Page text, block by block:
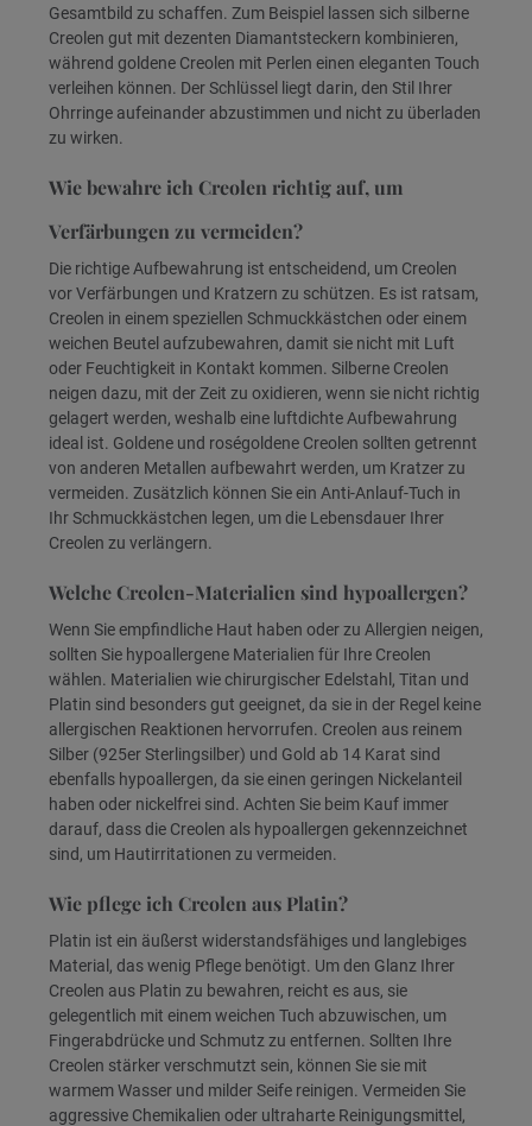
Gesamtbild zu schaffen. Zum Beispiel lassen sich silberne
Creolen gut mit dezenten Diamantsteckern kombinieren,
während goldene Creolen mit Perlen einen eleganten Touch
verleihen können. Der Schlüssel liegt darin, den Stil Ihrer
Ohrringe aufeinander abzustimmen und nicht zu überladen
zu wirken.
Wie bewahre ich Creolen richtig auf, um
Verfärbungen zu vermeiden?
Die richtige Aufbewahrung ist entscheidend, um Creolen
vor Verfärbungen und Kratzern zu schützen. Es ist ratsam,
Creolen in einem speziellen Schmuckkästchen oder einem
weichen Beutel aufzubewahren, damit sie nicht mit Luft
oder Feuchtigkeit in Kontakt kommen. Silberne Creolen
neigen dazu, mit der Zeit zu oxidieren, wenn sie nicht richtig
gelagert werden, weshalb eine luftdichte Aufbewahrung
ideal ist. Goldene und roségoldene Creolen sollten getrennt
von anderen Metallen aufbewahrt werden, um Kratzer zu
vermeiden. Zusätzlich können Sie ein Anti-Anlauf-Tuch in
Ihr Schmuckkästchen legen, um die Lebensdauer Ihrer
Creolen zu verlängern.
Welche Creolen-Materialien sind hypoallergen?
Wenn Sie empfindliche Haut haben oder zu Allergien neigen,
sollten Sie hypoallergene Materialien für Ihre Creolen
wählen. Materialien wie chirurgischer Edelstahl, Titan und
Platin sind besonders gut geeignet, da sie in der Regel keine
allergischen Reaktionen hervorrufen. Creolen aus reinem
Silber (925er Sterlingsilber) und Gold ab 14 Karat sind
ebenfalls hypoallergen, da sie einen geringen Nickelanteil
haben oder nickelfrei sind. Achten Sie beim Kauf immer
darauf, dass die Creolen als hypoallergen gekennzeichnet
sind, um Hautirritationen zu vermeiden.
Wie pflege ich Creolen aus Platin?
Platin ist ein äußerst widerstandsfähiges und langlebiges
Material, das wenig Pflege benötigt. Um den Glanz Ihrer
Creolen aus Platin zu bewahren, reicht es aus, sie
gelegentlich mit einem weichen Tuch abzuwischen, um
Fingerabdrücke und Schmutz zu entfernen. Sollten Ihre
Creolen stärker verschmutzt sein, können Sie sie mit
warmem Wasser und milder Seife reinigen. Vermeiden Sie
aggressive Chemikalien oder ultraharte Reinigungsmittel,